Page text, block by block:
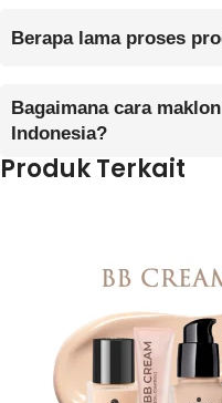
Berapa lama proses
Bagaimana cara
Indonesia?
Produk Terkait